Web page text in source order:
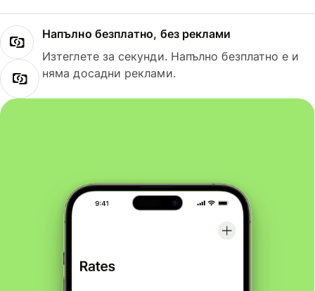
Напълно безплатно, без реклами
Изтеглете за секунди. Напълно безплатно е и
няма досадни реклами.